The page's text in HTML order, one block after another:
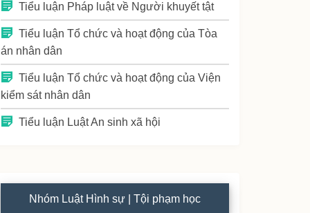
Tiểu luận Pháp luật về Người khuyết tật
Tiểu luận Tổ chức và hoạt động của Tòa
án nhân dân
Tiểu luận Tổ chức và hoạt động của Viện
kiểm sát nhân dân
Tiểu luận Luật An sinh xã hội
Nhóm Luật Hình sự | Tội phạm học